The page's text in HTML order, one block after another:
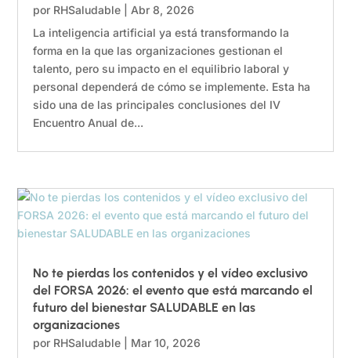
por RHSaludable
Abr 8, 2026
La inteligencia artificial ya está transformando la
forma en la que las organizaciones gestionan el
talento, pero su impacto en el equilibrio laboral y
personal dependerá de cómo se implemente. Esta ha
sido una de las principales conclusiones del IV
Encuentro Anual de...
No te pierdas los contenidos y el vídeo exclusivo
del FORSA 2026: el evento que está marcando el
futuro del bienestar SALUDABLE en las
organizaciones
por RHSaludable
Mar 10, 2026